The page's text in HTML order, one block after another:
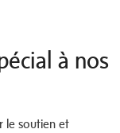
à nos
le soutien et